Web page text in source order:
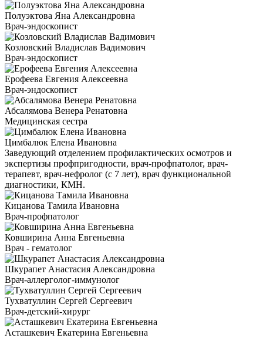
Полуэктова Яна Александровна
Врач-эндоскопист
Козловский Владислав Вадимович
Врач-эндоскопист
Ерофеева Евгения Алексеевна
Врач-эндоскопист
Абсалямова Венера Ренатовна
Медицинская сестра
Цимбалюк Елена Ивановна
Заведующий отделением профилактических осмотров и
экспертизы профпригодности, врач-профпатолог, врач-
терапевт, врач-нефролог (с 7 лет), врач функциональной
диагностики, КМН.
Кицанова Тамила Ивановна
Врач-профпатолог
Ковширина Анна Евгеньевна
Врач - гематолог
Шкурапет Анастасия Александровна
Врач-аллерголог-иммунолог
Тухватуллин Сергей Сергеевич
Врач-детский-хирург
Асташкевич Екатерина Евгеньевна